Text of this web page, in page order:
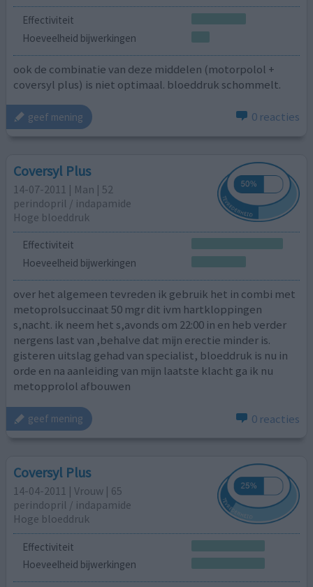
Effectiviteit
Hoeveelheid bijwerkingen
ook de combinatie van deze middelen (motorpolol +
coversyl plus) is niet optimaal. bloeddruk schommelt.
geef mening 0 reacties
Coversyl Plus
14-07-2011 | Man | 52
perindopril / indapamide
Hoge bloeddruk
Effectiviteit
Hoeveelheid bijwerkingen
over het algemeen tevreden ik gebruik het in combi met
metoprolsuccinaat 50 mgr dit ivm hartkloppingen
s,nacht. ik neem het s,avonds om 22:00 in en heb verder
nergens last van ,behalve dat mijn erectie minder is.
gisteren uitslag gehad van specialist, bloeddruk is nu in
orde en na aanleiding van mijn laatste klacht ga ik nu
metopprolol afbouwen
geef mening 0 reacties
Coversyl Plus
14-04-2011 | Vrouw | 65
perindopril / indapamide
Hoge bloeddruk
Effectiviteit
Hoeveelheid bijwerkingen